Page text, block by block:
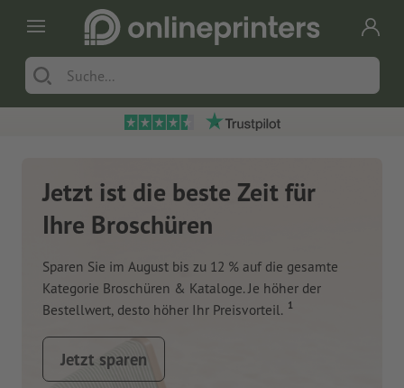
Jetzt ist die beste Zeit für
Ihre Broschüren
Sparen Sie im August bis zu 12 % auf die gesamte
Kategorie Broschüren & Kataloge. Je höher der
Bestellwert, desto höher Ihr Preisvorteil. 1
Jetzt sparen